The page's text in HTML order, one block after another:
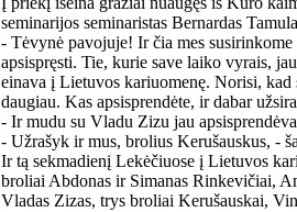
seminarijos seminaristas Bernardas
- Tėvynė pavojuje! Ir čia mes
apsispręsti. Tie, kurie save laiko vyrais,
einava į Lietuvos kariuomenę. Norisi,
daugiau. Kas apsisprendėte, ir dabar
- Ir mudu su Vladu Zizu jau
- Užrašyk ir mus, brolius Kerušauskus, -
Ir tą sekmadienį Lekėčiuose į Lietuvos
broliai Abdonas ir Simanas Rinkevičiai,
Vladas Zizas, trys broliai Kerušauskai,